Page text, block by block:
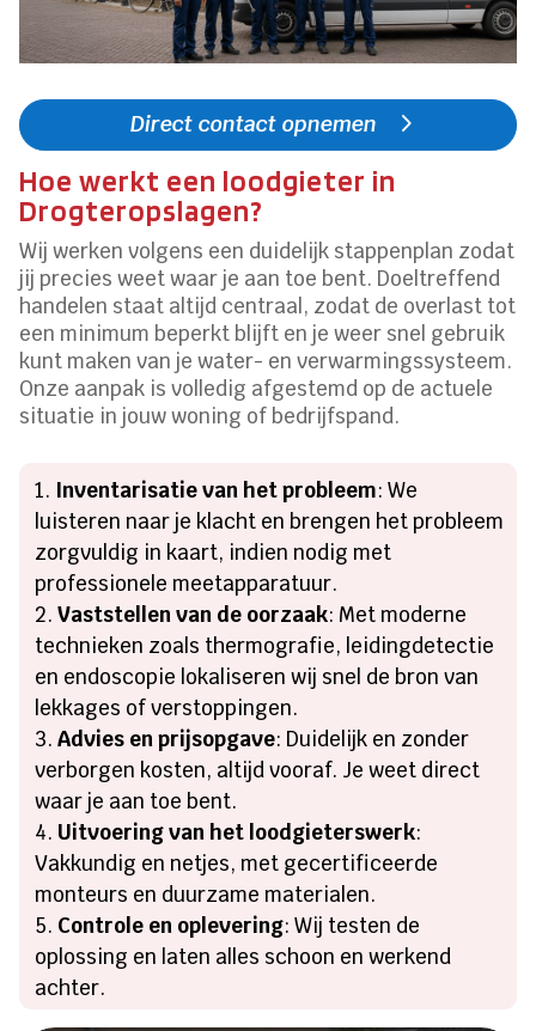
Direct contact opnemen
Hoe werkt een loodgieter in
Drogteropslagen?
Wij werken volgens een duidelijk stappenplan zodat
jij precies weet waar je aan toe bent. Doeltreffend
handelen staat altijd centraal, zodat de overlast tot
een minimum beperkt blijft en je weer snel gebruik
kunt maken van je water- en verwarmingssysteem.
Onze aanpak is volledig afgestemd op de actuele
situatie in jouw woning of bedrijfspand.
Inventarisatie van het probleem: We
luisteren naar je klacht en brengen het probleem
zorgvuldig in kaart, indien nodig met
professionele meetapparatuur.
Vaststellen van de oorzaak: Met moderne
technieken zoals thermografie, leidingdetectie
en endoscopie lokaliseren wij snel de bron van
lekkages of verstoppingen.
Advies en prijsopgave: Duidelijk en zonder
verborgen kosten, altijd vooraf. Je weet direct
waar je aan toe bent.
Uitvoering van het loodgieterswerk:
Vakkundig en netjes, met gecertificeerde
monteurs en duurzame materialen.
Controle en oplevering: Wij testen de
oplossing en laten alles schoon en werkend
achter.